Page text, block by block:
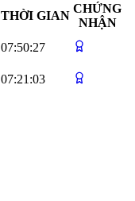
THỜI GIAN
CHỨNG
NHẬN
07:50:27
07:21:03